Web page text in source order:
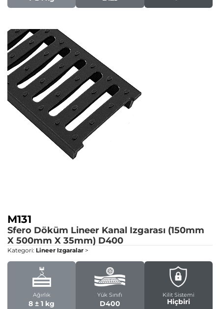
M131
Sfero Döküm Lineer Kanal Izgarası (150mm
X 500mm X 35mm) D400
Kategori: Lineer Izgaralar >
Ağırlık
8 ± 1 kg
Yük Sınıfı
D400
Kilit Sistemi
Hiçbiri